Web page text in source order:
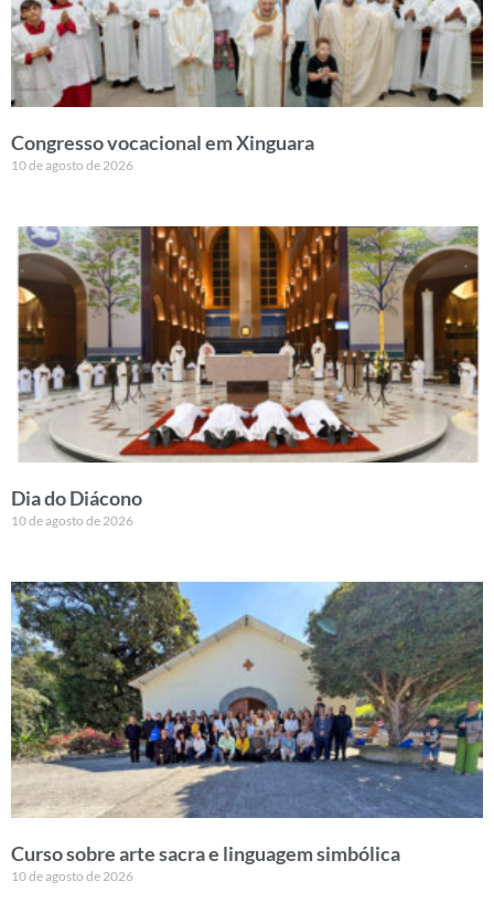
Congresso vocacional em Xinguara
10 de agosto de 2026
Dia do Diácono
10 de agosto de 2026
Curso sobre arte sacra e linguagem simbólica
10 de agosto de 2026